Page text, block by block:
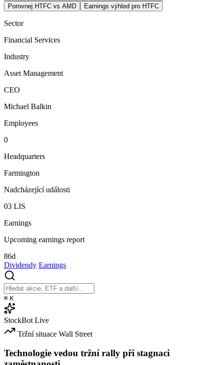
Porovnej HTFC vs AMD
Earnings výhled pro HTFC
Sector
Financial Services
Industry
Asset Management
CEO
Michael Balkin
Employees
0
Headquarters
Farmington
Nadcházející události
03 LIS
Earnings
Upcoming earnings report
86d
Dividendy Earnings
⌘ K
StockBot Live
Tržní situace Wall Street
Technologie vedou tržní rally při stagnaci